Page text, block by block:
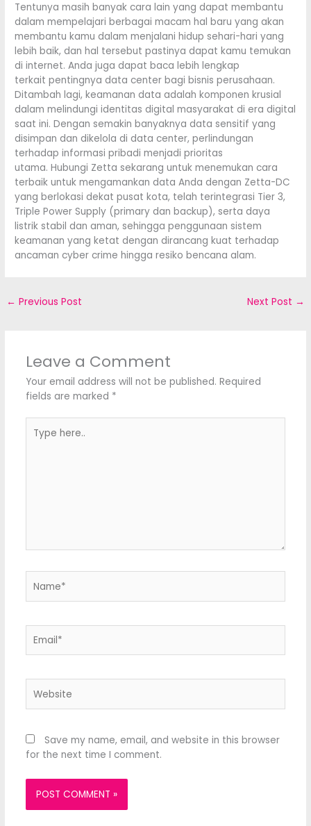
Tentunya masih banyak cara lain yang dapat membantu
dalam mempelajari berbagai macam hal baru yang akan
membantu kamu dalam menjalani hidup sehari-hari yang
lebih baik, dan hal tersebut pastinya dapat kamu temukan
di internet. Anda juga dapat baca lebih lengkap
terkait pentingnya data center bagi bisnis perusahaan.
Ditambah lagi, keamanan data adalah komponen krusial
dalam melindungi identitas digital masyarakat di era digital
saat ini. Dengan semakin banyaknya data sensitif yang
disimpan dan dikelola di data center, perlindungan
terhadap informasi pribadi menjadi prioritas
utama. Hubungi Zetta sekarang untuk menemukan cara
terbaik untuk mengamankan data Anda dengan Zetta-DC
yang berlokasi dekat pusat kota, telah terintegrasi Tier 3,
Triple Power Supply (primary dan backup), serta daya
listrik stabil dan aman, sehingga penggunaan sistem
keamanan yang ketat dengan dirancang kuat terhadap
ancaman cyber crime hingga resiko bencana alam.
← Previous Post Next Post →
Leave a Comment
Your email address will not be published. Required
fields are marked *
here..
Save my name, email, and website in this browser
for the next time I comment.